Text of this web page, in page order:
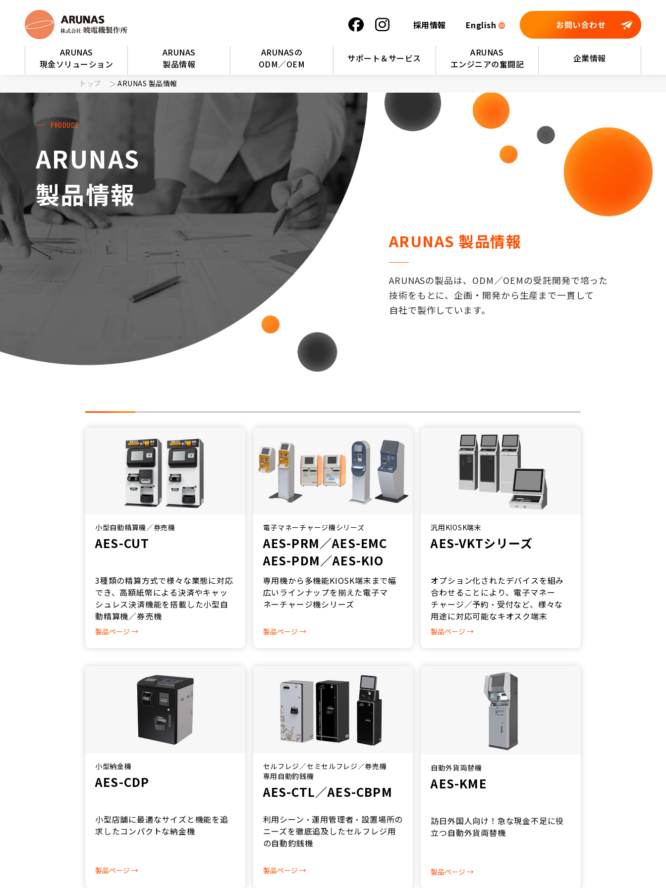
採用情報 English
ARUNAS
現金ソリューション
ARUNAS
製品情報
ARUNASの
ODM／OEM
サポート＆サービス
ARUNAS
エンジニアの奮闘記
企業情報
トップ ARUNAS 製品情報
PRODUCT
ARUNAS
製品情報
ARUNAS 製品情報
ARUNASの製品は、ODM／OEMの受託開発で培った
技術をもとに、企画・開発から生産まで一貫して
自社で製作しています。
小型自動精算機／券売機
AES-CUT
3種類の精算方式で様々な業態に対応
でき、高額紙幣による決済やキャッ
シュレス決済機能を搭載した小型自
動精算機／券売機
製品ページ →
電子マネーチャージ機シリーズ
AES-PRM／AES-EMC
AES-PDM／AES-KIO
専用機から多機能KIOSK端末まで幅
広いラインナップを揃えた電子マ
ネーチャージ機シリーズ
製品ページ →
汎用KIOSK端末
AES-VKTシリーズ
オプション化されたデバイスを組み
合わせることにより、電子マネー
チャージ／予約・受付など、様々な
用途に対応可能なキオスク端末
製品ページ →
小型納金機
AES-CDP
小型店舗に最適なサイズと機能を追
求したコンパクトな納金機
製品ページ →
セルフレジ／セミセルフレジ／券売機
専用自動釣銭機
AES-CTL／AES-CBPM
利用シーン・運用管理者・設置場所の
ニーズを徹底追及したセルフレジ用
の自動釣銭機
製品ページ →
自動外貨両替機
AES-KME
訪日外国人向け！急な現金不足に役
立つ自動外貨両替機
製品ページ →